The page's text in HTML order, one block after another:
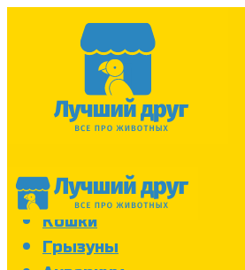
Собаки
Кошки
Грызуны